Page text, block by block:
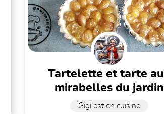
tartelette et tarte aux
mirabelles du jardin
Gigi est en cuisine